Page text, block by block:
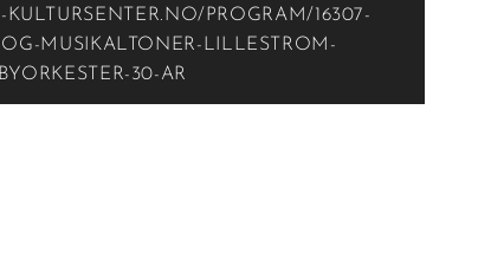
PROGRAM/16307-
OG-MUSIKALTONER-LILLESTROM-
BYORKESTER-30-AR